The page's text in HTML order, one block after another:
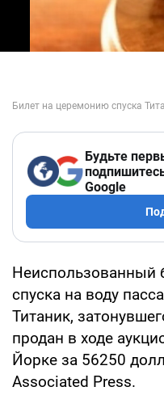
Будьте
Google
Неиспользованный
спуска на воду
Титаник,
продан в ходе
Йорке за 56250
Associated Press.